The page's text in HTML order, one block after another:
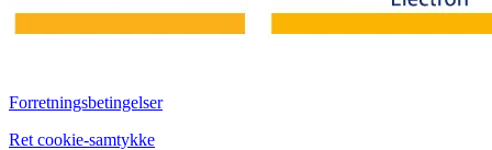
Forretningsbetingelser
Ret cookie-samtykke